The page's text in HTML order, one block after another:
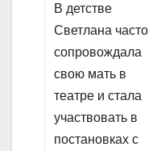
В детстве
Светлана часто
сопровождала
свою мать в
театре и стала
участвовать в
постановках с